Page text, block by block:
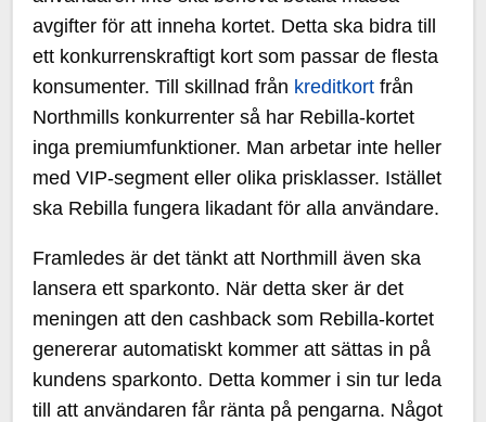
avgifter för att inneha kortet. Detta ska bidra till
ett konkurrenskraftigt kort som passar de flesta
konsumenter. Till skillnad från kreditkort från
Northmills konkurrenter så har Rebilla-kortet
inga premiumfunktioner. Man arbetar inte heller
med VIP-segment eller olika prisklasser. Istället
ska Rebilla fungera likadant för alla användare.
Framledes är det tänkt att Northmill även ska
lansera ett sparkonto. När detta sker är det
meningen att den cashback som Rebilla-kortet
genererar automatiskt kommer att sättas in på
kundens sparkonto. Detta kommer i sin tur leda
till att användaren får ränta på pengarna. Något